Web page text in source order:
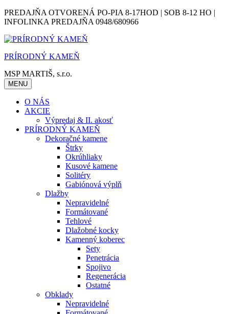
Skip
to
PREDAJŇA OTVORENÁ PO-PIA 8-17HOD | SOB 8-12 HO |
INFOLINKA PREDAJŇA 0948/680966
PRÍRODNÝ KAMEŇ
MSP MARTIŠ, s.r.o.
MENU
O NÁS
AKCIE
Výpredaj & II. akosť
PRÍRODNÝ KAMEŇ
Dekoračné kamene
Štrky
Okrúhliaky
Kusové kamene
Solitéry
Gabiónová výplň
Dlažby
Nepravidelné
Formátované
Tehlové
Dlažobné kocky
Kamenný koberec
Sety
Penetrácia
Spojivo
Regenerácia
Ostatné
Obklady
Nepravidelné